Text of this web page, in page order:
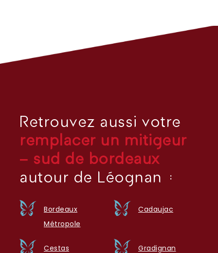
Retrouvez aussi votre
remplacer un mitigeur
– sud de bordeaux
autour de Léognan :
Bordeaux
Métropole
Cadaujac
Cestas Gradignan